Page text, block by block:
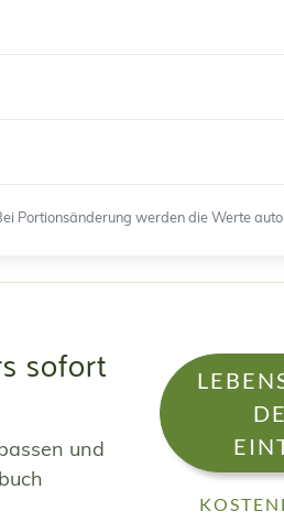
Portionsänderung werden die Werte
sofort
und